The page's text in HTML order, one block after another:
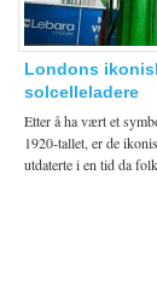
Londons
solcelleladere
Etter å ha vært et
1920-tallet, er de
utdaterte i en tid da